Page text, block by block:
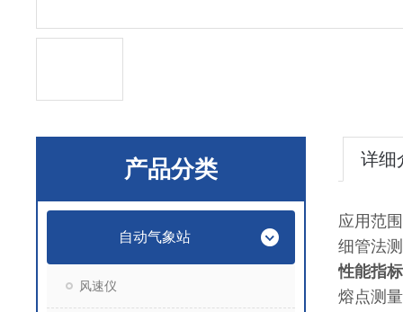
产品分类
自动气象站
风速仪
详细
应用范
细管法
性能指标
熔点测